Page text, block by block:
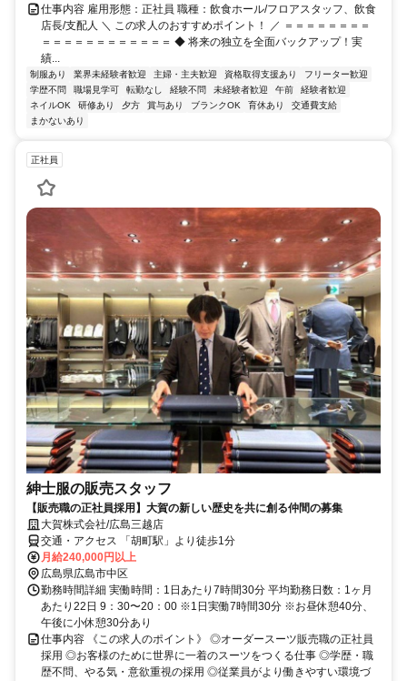
仕事内容 雇用形態：正社員 職種：飲食ホール/フロアスタッフ、飲食
店長/支配人 ＼ この求人のおすすめポイント！ ／ ＝＝＝＝＝＝＝＝
＝＝＝＝＝＝＝＝＝＝＝＝ ◆ 将来の独立を全面バックアップ！実
績...
制服あり 業界未経験者歓迎 主婦・主夫歓迎 資格取得支援あり
フリーター歓迎
学歴不問
職場見学可 転勤なし 経験不問 未経験者歓迎 午前
経験者歓迎
ネイルOK
研修あり 夕方 賞与あり ブランクOK 育休あり
交通費支給
まかないあり
正社員
紳士服の販売スタッフ
【販売職の正社員採用】大賀の新しい歴史を共に創る仲間の募集
大賀株式会社/広島三越店
交通・アクセス 「胡町駅」より徒歩1分
月給240,000円以上
広島県広島市中区
勤務時間詳細 実働時間：1日あたり7時間30分 平均勤務日数：1ヶ月
あたり22日 9：30〜20：00 ※1日実働7時間30分 ※お昼休憩40分、
午後に小休憩30分あり
仕事内容 《この求人のポイント》 ◎オーダースーツ販売職の正社員
採用 ◎お客様のために世界に一着のスーツをつくる仕事 ◎学歴・職
歴不問、やる気・意欲重視の採用 ◎従業員がより働きやすい環境づ